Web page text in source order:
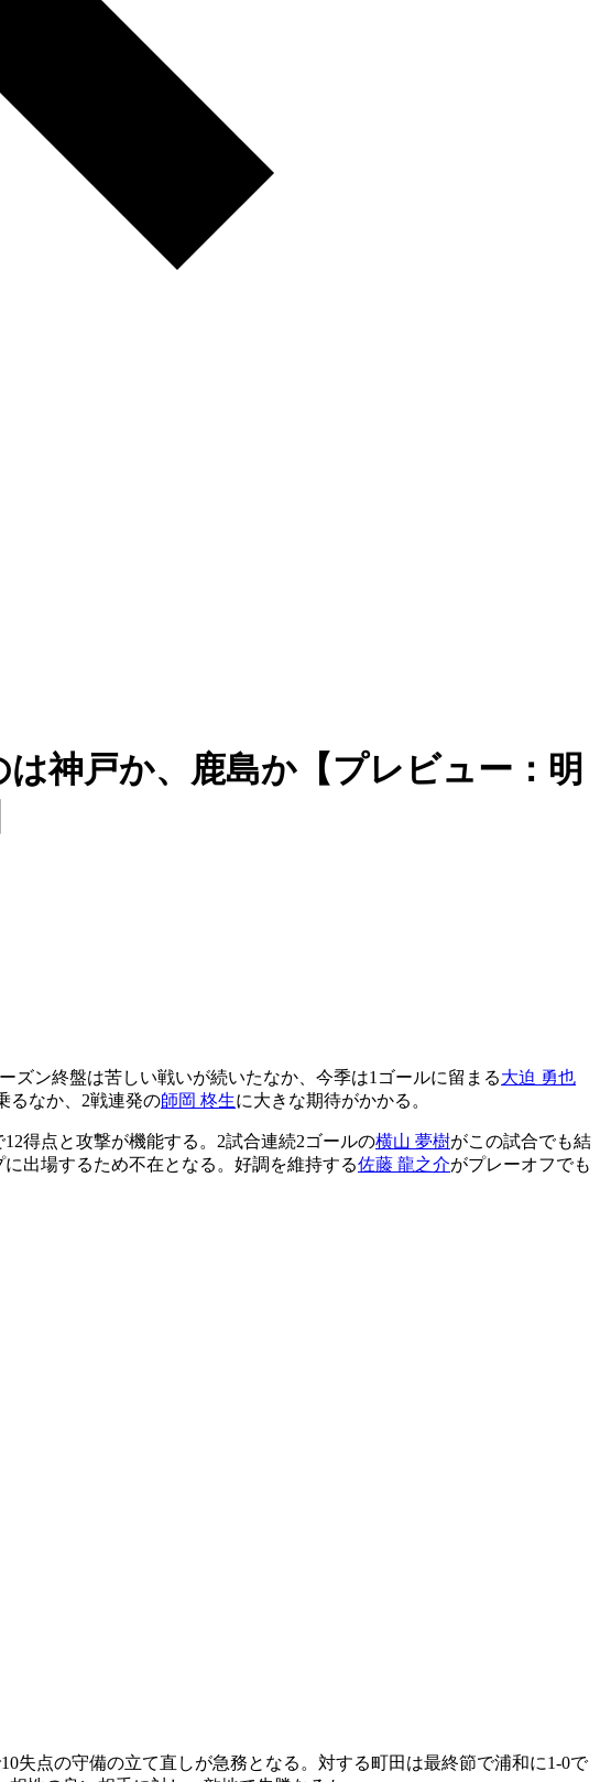
神戸か、鹿島か【プレビュー：明
ズン終盤は苦しい戦いが続いたなか、今季は1ゴールに留まる大迫 勇也
るなか、2戦連発の師岡 柊生に大きな期待がかかる。
得点と攻撃が機能する。2試合連続2ゴールの横山 夢樹がこの試合でも結
出場するため不在となる。好調を維持する佐藤 龍之介がプレーオフでも
失点の守備の立て直しが急務となる。対する町田は最終節で浦和に1-0で